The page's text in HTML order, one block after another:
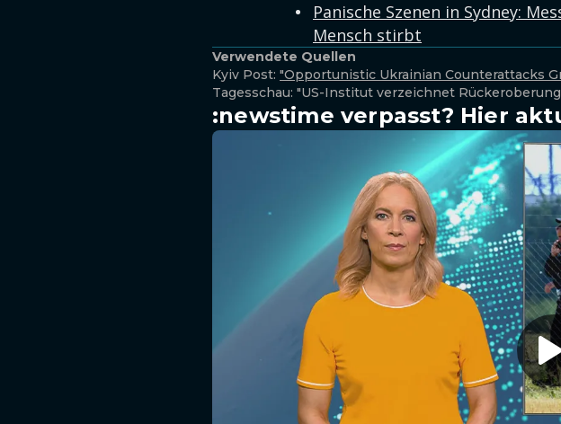
Panische Szenen in Sydney:
Mensch stirbt
Verwendete Quellen
Kyiv Post: "Opportunistic Ukrainian Counterattacks
Tagesschau: "US-Institut verzeichnet
:newstime verpasst? Hier